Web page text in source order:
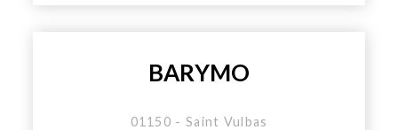
BARYMO
01150 - Saint Vulbas